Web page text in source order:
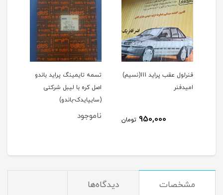
فنرلول عقب پراید 111(نسیم)
امیدفنر
950,000 تومان
تسمه تایمینگ پراید باندو
اصل کره با لیبل شرکتی
(سایپایدک-باندو)
ناموجود
مشخصات دیدگاه‌ها